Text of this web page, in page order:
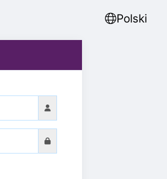
Polski